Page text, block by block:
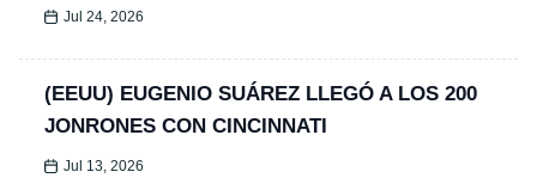
Jul 24, 2026
(EEUU) EUGENIO SUÁREZ LLEGÓ A LOS 200
JONRONES CON CINCINNATI
Jul 13, 2026